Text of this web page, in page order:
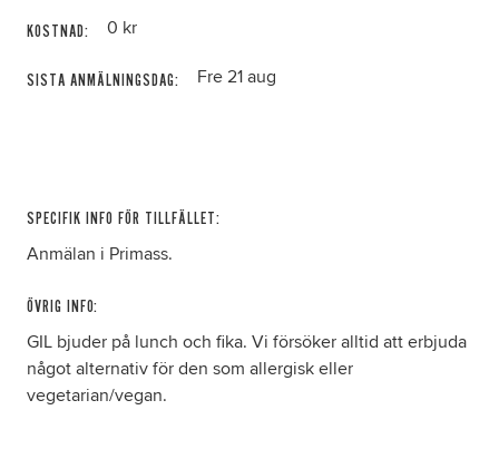
KOSTNAD: 0 kr
SISTA ANMÄLNINGSDAG: Fre 21 aug
SPECIFIK INFO FÖR TILLFÄLLET:
Anmälan i Primass.
ÖVRIG INFO:
GIL bjuder på lunch och fika. Vi försöker alltid att erbjuda
något alternativ för den som allergisk eller
vegetarian/vegan.